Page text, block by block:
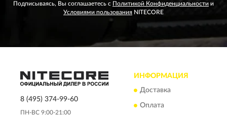
Подписываясь, Вы соглашаетесь с Политикой Конфиденциальности и
Условиями пользования NITECORE
8 (495) 374-99-60
ПН-ВС 9:00-21:00
ИНФОРМАЦИЯ
Доставка
Оплата